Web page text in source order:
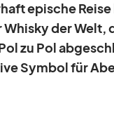
epi­sche
Whisky der Welt,
zu Pol
Sym­bol für